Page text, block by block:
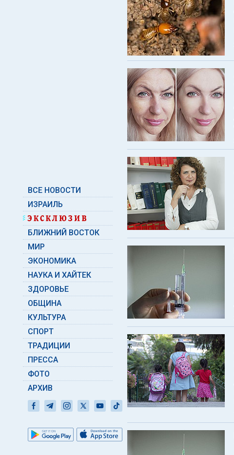
ВСЕ НОВОСТИ
ИЗРАИЛЬ
БЛИЖНИЙ ВОСТОК
МИР
ЭКОНОМИКА
НАУКА И ХАЙТЕК
ЗДОРОВЬЕ
ОБЩИНА
КУЛЬТУРА
СПОРТ
ТРАДИЦИИ
ПРЕССА
ФОТО
АРХИВ